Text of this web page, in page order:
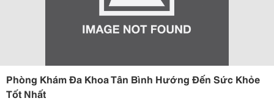
Phòng Khám Đa Khoa Tân Bình Hướng Đến Sức Khỏe
Tốt Nhất